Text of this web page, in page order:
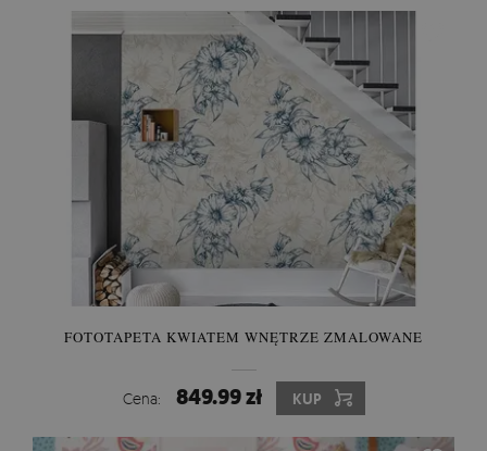
FOTOTAPETA KWIATEM WNĘTRZE ZMALOWANE
Cena: 849.99 zł KUP